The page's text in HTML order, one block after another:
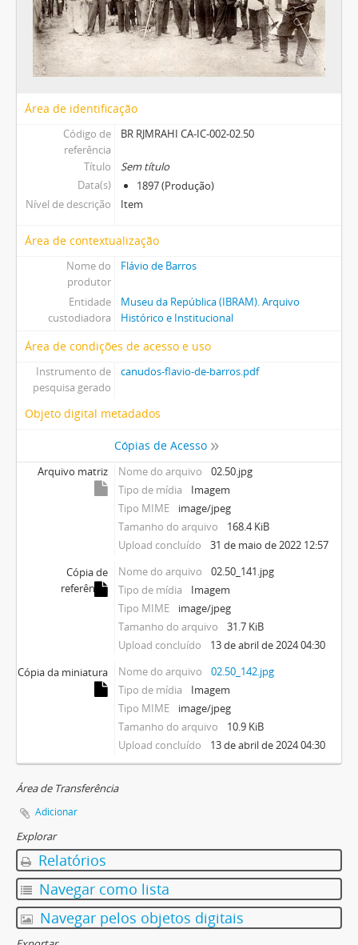
Área de identificação
Código de
referência
BR RJMRAHI CA-IC-002-02.50
Título
Sem título
Data(s)
1897 (Produção)
Nível de descrição
Item
Área de contextualização
Nome do
produtor
Flávio de Barros
Entidade
custodiadora
Museu da República (IBRAM). Arquivo
Histórico e Institucional
Área de condições de acesso e uso
Instrumento de
pesquisa gerado
canudos-flavio-de-barros.pdf
Objeto digital metadados
Cópias de Acesso
Arquivo matriz Nome do arquivo
02.50.jpg
Tipo de mídia
Imagem
Tipo MIME
image/jpeg
Tamanho do arquivo
168.4 KiB
Upload concluído
31 de maio de 2022 12:57
Cópia de
referência
Nome do arquivo
02.50_141.jpg
Tipo de mídia
Imagem
Tipo MIME
image/jpeg
Tamanho do arquivo
31.7 KiB
Upload concluído
13 de abril de 2024 04:30
Cópia da miniatura
Nome do arquivo
02.50_142.jpg
Tipo de mídia
Imagem
Tipo MIME
image/jpeg
Tamanho do arquivo
10.9 KiB
Upload concluído
13 de abril de 2024 04:30
Área de Transferência
Adicionar
Explorar
Relatórios
Navegar como lista
Navegar pelos objetos digitais